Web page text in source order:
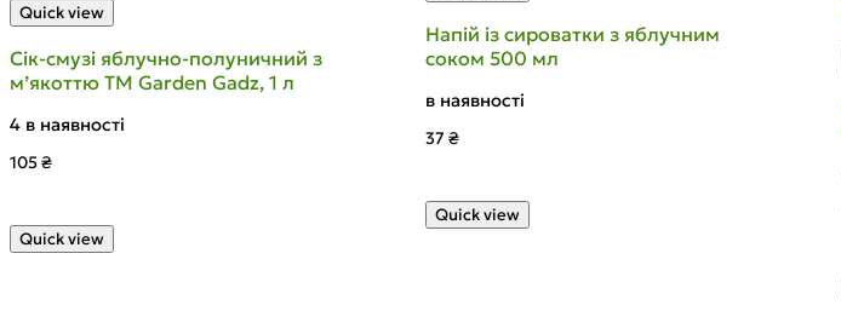
Quick view
Сік-смузі яблучно-полуничний з
м’якоттю ТМ Garden Gadz, 1 л
4 в наявності
105₴
Quick view
Напій із сироватки з яблучним
соком 500 мл
в наявності
37₴
Quick view